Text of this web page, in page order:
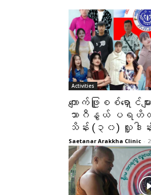
Activities
ကျောက်ဖြူစစ်ရှောင်
သာဂီနွယ် ပရဟိ
သိန်း (၃၀) လှူဒါန်
Saetanar Arakkha Clinic -